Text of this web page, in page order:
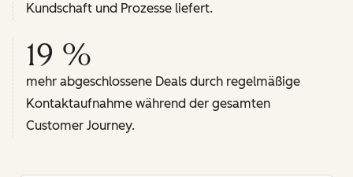
Kundschaft und Prozesse liefert.
19 %
mehr abgeschlossene Deals durch regelmäßige
Kontaktaufnahme während der gesamten
Customer Journey.